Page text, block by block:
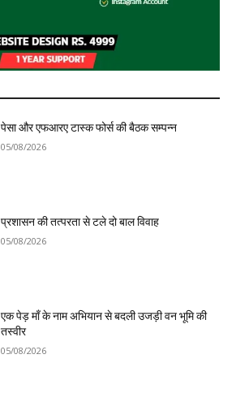
पेसा और एफआरए टास्क फोर्स की बैठक सम्पन्न
05/08/2026
प्रशासन की तत्परता से टले दो बाल विवाह
05/08/2026
एक पेड़ माँ के नाम अभियान से बदली उजड़ी वन भूमि की
तस्वीर
05/08/2026